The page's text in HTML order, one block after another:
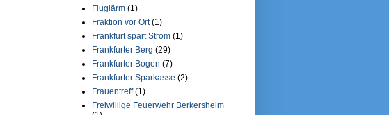
Fluglärm (1)
Fraktion vor Ort (1)
Frankfurt spart Strom (1)
Frankfurter Berg (29)
Frankfurter Bogen (7)
Frankfurter Sparkasse (2)
Frauentreff (1)
Freiwillige Feuerwehr Berkersheim